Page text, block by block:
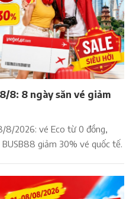
8: 8 ngày săn vé giảm
8/2026: vé Eco từ 0 đồng,
giảm 30% vé quốc tế.